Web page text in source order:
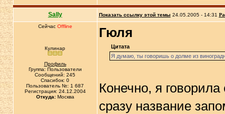
Sally Показать ссылку этой темы 24.05.2005 - 14:31
Сейчас Offline
Кулинар
Профиль
Группа: Пользователи
Сообщений: 245
Спасибок: 0
Пользователь №: 1 687
Регистрация: 24.12.2004
Откуда:Москва
Гюля
Цитата
Я думаю, ты говоришь о долме из
Конечно, я
сразу название